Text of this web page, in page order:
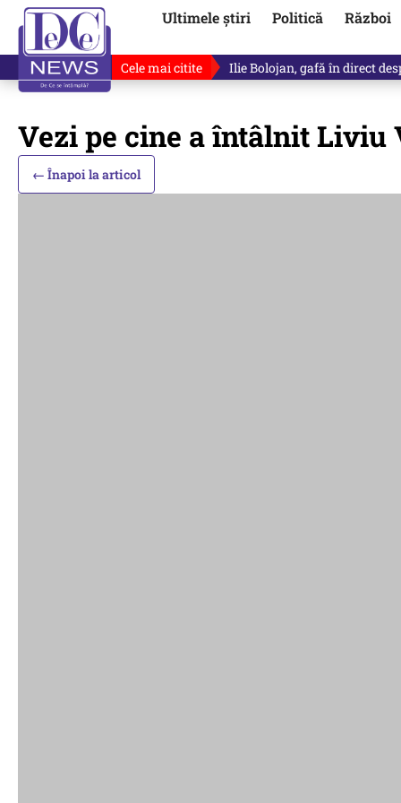
Ultimele știri Politică Război
Cele mai citite Ilie Bolojan, gafă în direct
Vezi pe cine a întâlnit Liviu
← Înapoi la articol